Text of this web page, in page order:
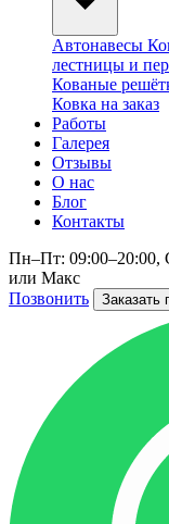
Автонавесы
лестницы и
Кованые
Ковка на заказ
Работы
Галерея
Отзывы
О нас
Блог
Контакты
Пн–Пт: 09:00–20:00,
или Макс
Позвонить
Заказать